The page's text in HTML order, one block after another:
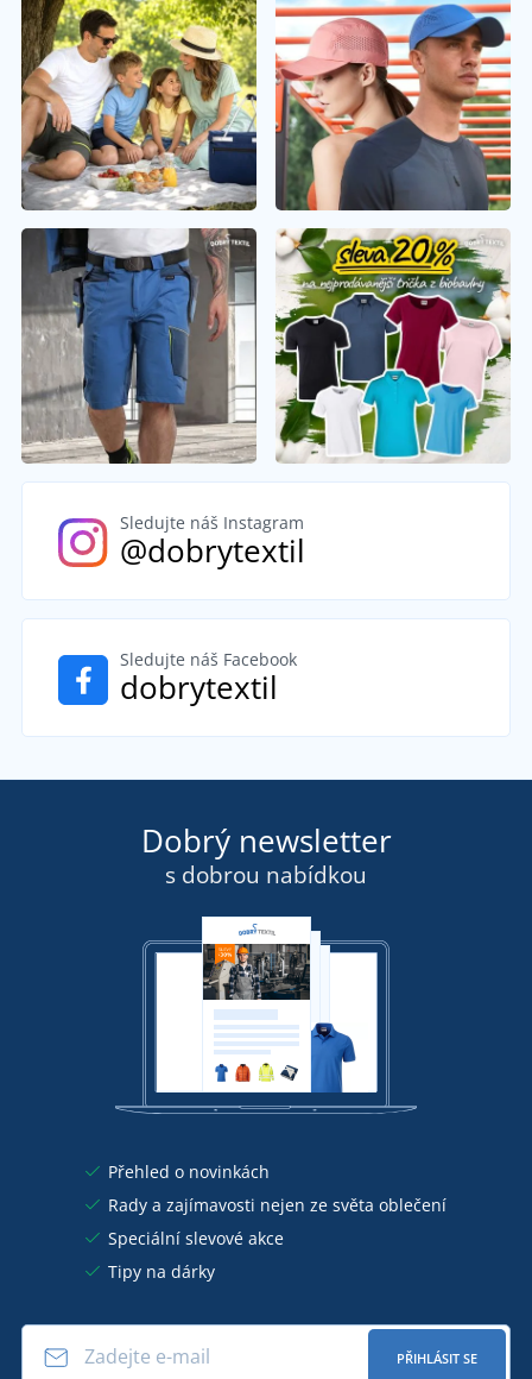
Sledujte náš Instagram
@dobrytextil
Sledujte náš Facebook
dobrytextil
Dobrý newsletter
s dobrou nabídkou
Přehled o novinkách
Rady a zajímavosti nejen ze světa oblečení
Speciální slevové akce
Tipy na dárky
PŘIHLÁSIT SE